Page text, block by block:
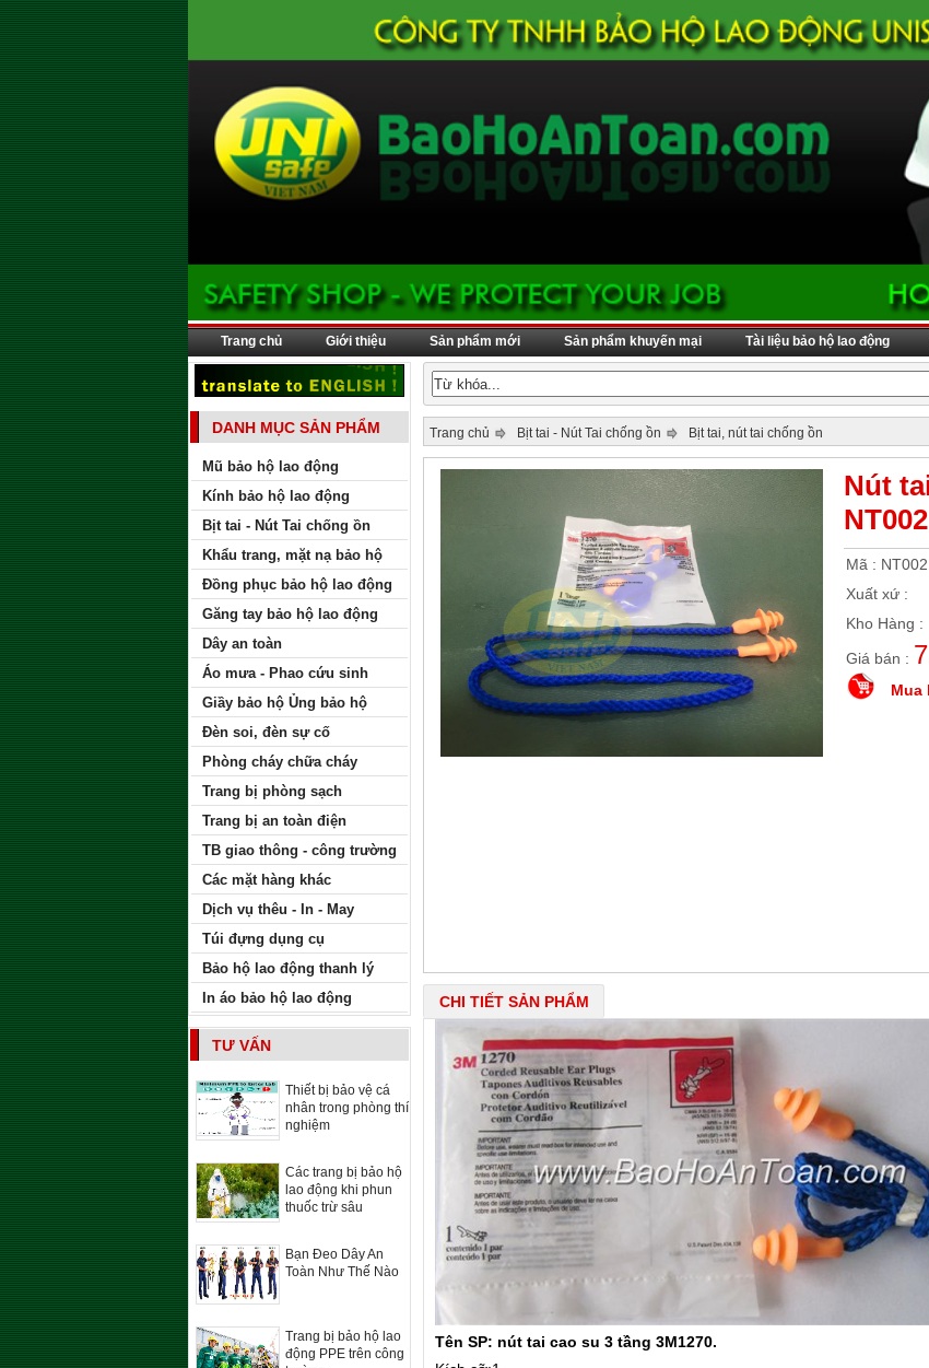
Trang chủ Giới thiệu Sản phẩm mới Sản phẩm khuyến mại Tài liệu bảo hộ lao động
DANH MỤC SẢN PHẨM
Mũ bảo hộ lao động
Kính bảo hộ lao động
Bịt tai - Nút Tai chống ồn
Khẩu trang, mặt nạ bảo hộ
Đồng phục bảo hộ lao động
Găng tay bảo hộ lao động
Dây an toàn
Áo mưa - Phao cứu sinh
Giầy bảo hộ Ủng bảo hộ
Đèn soi, đèn sự cố
Phòng cháy chữa cháy
Trang bị phòng sạch
Trang bị an toàn điện
TB giao thông - công trường
Các mặt hàng khác
Dịch vụ thêu - In - May
Túi đựng dụng cụ
Bảo hộ lao động thanh lý
In áo bảo hộ lao động
TƯ VẤN
Thiết bị bảo vệ cá
nhân trong phòng thí
nghiệm
Các trang bị bảo hộ
lao động khi phun
thuốc trừ sâu
Bạn Đeo Dây An
Toàn Như Thế Nào
Trang bị bảo hộ lao
động PPE trên công
Trang chủ Bịt tai - Nút Tai chống ồn Bịt tai, nút tai chống ồn
Nút
NT002
Mã : NT002
Xuất xứ :
Kho Hàng :
Giá bán :
Mua
CHI TIẾT SẢN PHẨM
Tên SP: nút tai cao su 3 tầng 3M1270.